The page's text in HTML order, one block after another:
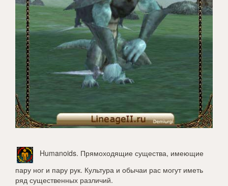
Humanoids. Прямоходящие существа, имеющие
пару ног и пару рук. Культура и обычаи рас могут иметь
ряд существенных различий.